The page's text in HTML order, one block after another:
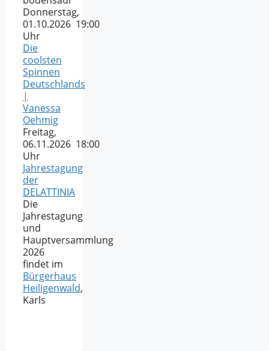
Donnerstag,
01.10.2026 19:00
Uhr
Die
coolsten
Spinnen
Deutschlands
|
Vanessa
Oehmig
Freitag,
06.11.2026 18:00
Uhr
Jahrestagung
der
DELATTINIA
Die
Jahrestagung
und
Hauptversammlung
2026
findet im
Bürgerhaus
Heiligenwald,
Karls